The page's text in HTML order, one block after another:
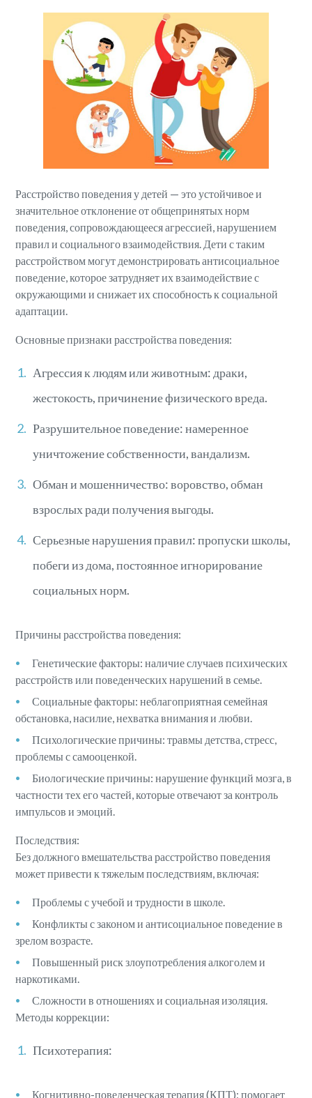
Расстройство поведения у детей — это устойчивое и
значительное отклонение от общепринятых норм
поведения, сопровождающееся агрессией, нарушением
правил и социального взаимодействия. Дети с таким
расстройством могут демонстрировать антисоциальное
поведение, которое затрудняет их взаимодействие с
окружающими и снижает их способность к социальной
адаптации.
Основные признаки расстройства поведения:
Агрессия к людям или животным: драки,
жестокость, причинение физического вреда.
Разрушительное поведение: намеренное
уничтожение собственности, вандализм.
Обман и мошенничество: воровство, обман
взрослых ради получения выгоды.
Серьезные нарушения правил: пропуски школы,
побеги из дома, постоянное игнорирование
социальных норм.
Причины расстройства поведения:
Генетические факторы: наличие случаев психических
расстройств или поведенческих нарушений в семье.
Социальные факторы: неблагоприятная семейная
обстановка, насилие, нехватка внимания и любви.
Психологические причины: травмы детства, стресс,
проблемы с самооценкой.
Биологические причины: нарушение функций мозга, в
частности тех его частей, которые отвечают за контроль
импульсов и эмоций.
Последствия:
Без должного вмешательства расстройство поведения
может привести к тяжелым последствиям, включая:
Проблемы с учебой и трудности в школе.
Конфликты с законом и антисоциальное поведение в
зрелом возрасте.
Повышенный риск злоупотребления алкоголем и
наркотиками.
Сложности в отношениях и социальная изоляция.
Методы коррекции:
Психотерапия:
Когнитивно-поведенческая терапия (КПТ): помогает